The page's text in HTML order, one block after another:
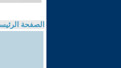
الصفحة